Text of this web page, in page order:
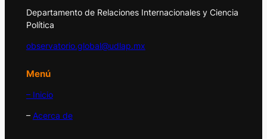
Departamento de Relaciones Internacionales y Ciencia
Política
observatorio.global@udlap.mx
Menú
– Inicio
– Acerca de